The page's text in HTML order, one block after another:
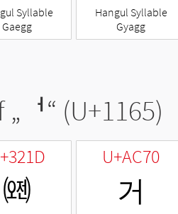
Syllable
Gaegg
Hangul Syllable
Gyagg
ᅥ“ (U+1165)
㈝
U+AC70
거